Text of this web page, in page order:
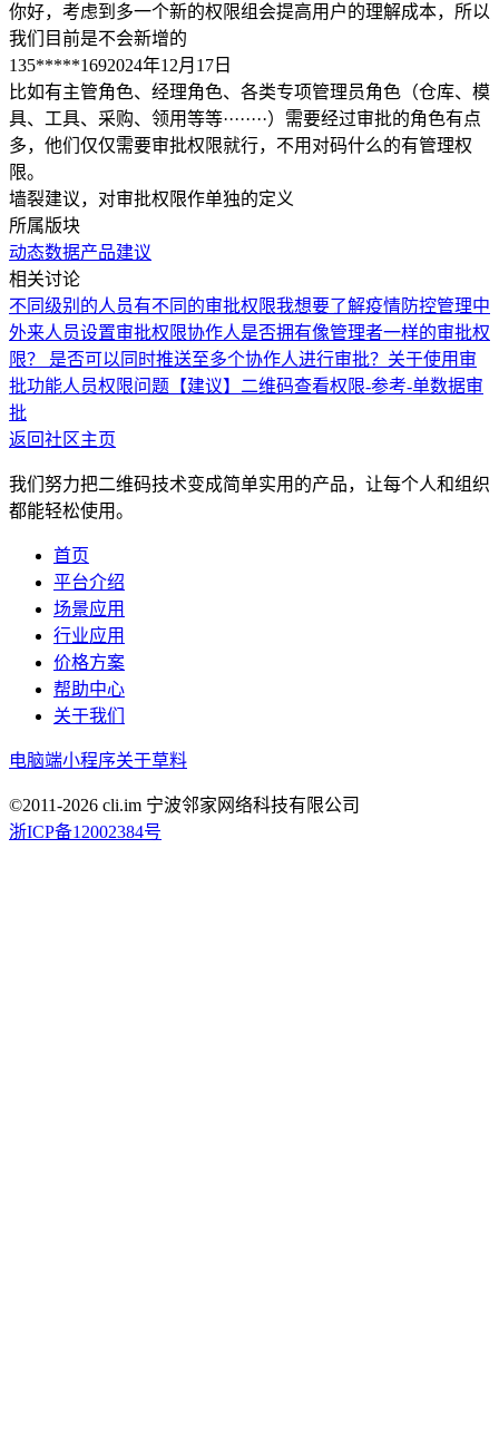
你好，考虑到多一个新的权限组会提高用户的理解成本，所以
我们目前是不会新增的
135*****1692024年12月17日
比如有主管角色、经理角色、各类专项管理员角色（仓库、模
具、工具、采购、领用等等········）需要经过审批的角色有点
多，他们仅仅需要审批权限就行，不用对码什么的有管理权
限。
墙裂建议，对审批权限作单独的定义
所属版块
动态数据产品建议
相关讨论
不同级别的人员有不同的审批权限我想要了解疫情防控管理中
外来人员设置审批权限协作人是否拥有像管理者一样的审批权
限？ 是否可以同时推送至多个协作人进行审批？ 关于使用审
批功能人员权限问题 【建议】二维码查看权限-参考-单数据审
批
返回社区主页
我们努力把二维码技术变成简单实用的产品，让每个人和组织
都能轻松使用。
首页
平台介绍
场景应用
行业应用
价格方案
帮助中心
关于我们
电脑端小程序关于草料
©2011-2026 cli.im 宁波邻家网络科技有限公司
浙ICP备12002384号